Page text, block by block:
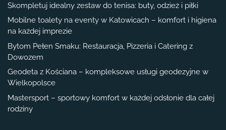
Skompletuj idealny zestaw do tenisa: buty, odzież i piłki
Mobilne toalety na eventy w Katowicach – komfort i higiena
na każdej imprezie
Bytom Pełen Smaku: Restauracja, Pizzeria i Catering z
Dowozem
Geodeta z Kościana – kompleksowe usługi geodezyjne w
Wielkopolsce
Mastersport – sportowy komfort w każdej odsłonie dla całej
rodziny